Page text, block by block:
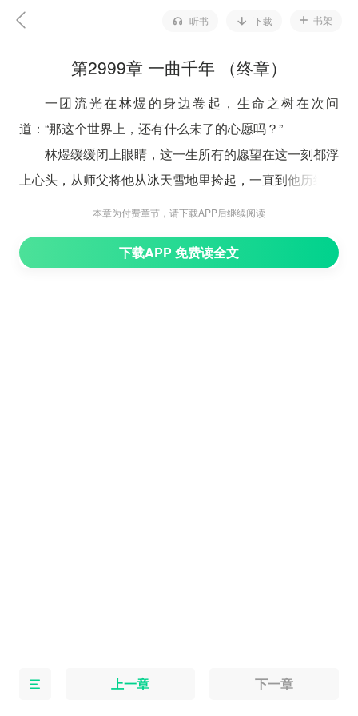
听书 下载 书架
第2999章 一曲千年 （终章）
一团流光在林煜的身边卷起，生命之树在次问
道：“那这个世界上，还有什么未了的心愿吗？”
林煜缓缓闭上眼睛，这一生所有的愿望在这一刻都浮
上心头，从师父将他从冰天雪地里捡起，一直到他历练，
度生死劫，遇见亲人的那一瞬间。
影胶片一样在他脑海中不停的回转着。
本章为付费章节，请下载APP后继续阅读
下载APP 免费读全文
上一章 下一章